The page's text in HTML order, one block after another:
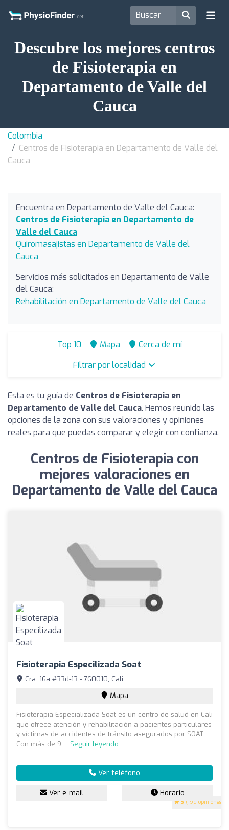
Descubre los mejores centros
de Fisioterapia en
Departamento de Valle del
Cauca
Colombia
Centros de Fisioterapia en Departamento de Valle del
Cauca
Encuentra en Departamento de Valle del Cauca:
Centros de Fisioterapia en Departamento de
Valle del Cauca
Quiromasajistas en Departamento de Valle del
Cauca
Servicios más solicitados en Departamento de Valle
del Cauca:
Rehabilitación en Departamento de Valle del Cauca
Top 10 Mapa
Cerca de mí
Filtrar por localidad
Esta es tu guía de Centros de Fisioterapia en
Departamento de Valle del Cauca. Hemos reunido las
opciones de la zona con sus valoraciones y opiniones
reales para que puedas comparar y elegir con confianza.
Centros de Fisioterapia con
mejores valoraciones en
Departamento de Valle del Cauca
Fisioterapia Especilizada Soat
5 (199 opiniones)
Cra. 16a #33d-13 - 760010, Cali
Mapa
Fisioterapia Especializada Soat es un centro de salud en Cali
que ofrece atención y rehabilitación a pacientes particulares
y víctimas de accidentes de tránsito asegurados por SOAT.
Con más de 9 ... Seguir leyendo
Ver teléfono
Ver e-mail Horario